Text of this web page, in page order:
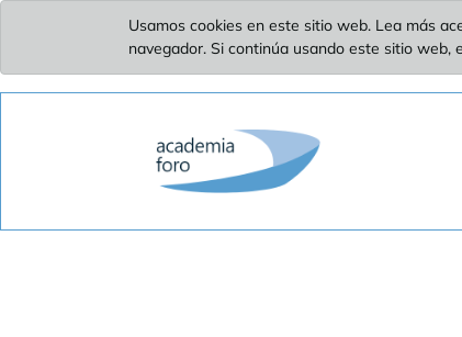
Usamos cookies en este sitio web. Lea más
navegador. Si continúa usando este sitio web,